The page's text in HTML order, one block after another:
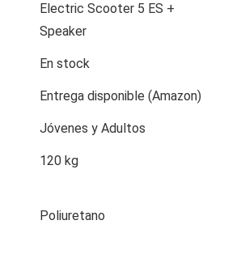
Electric Scooter 5 ES +
Speaker
En stock
Entrega disponible (Amazon)
Jóvenes y Adultos
120 kg
Poliuretano